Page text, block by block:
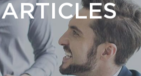
ARTICLES